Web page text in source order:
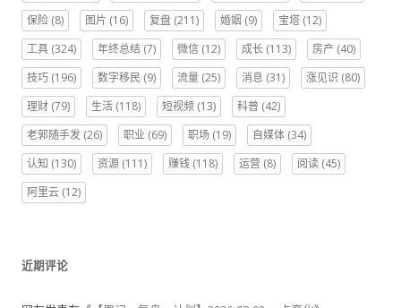
保险 (8) 图片 (16) 复盘 (211) 婚姻 (9) 宝塔 (12)
工具 (324) 年终总结 (7) 微信 (12) 成长 (113) 房产 (40)
技巧 (196) 数字移民 (9) 流量 (25) 消息 (31) 涨见识 (80)
理财 (79) 生活 (118) 短视频 (13) 科普 (42)
老郭随手发 (26) 职业 (69) 职场 (19) 自媒体 (34)
认知 (130) 资源 (111) 赚钱 (118) 运营 (8) 阅读 (45)
阿里云 (12)
近期评论